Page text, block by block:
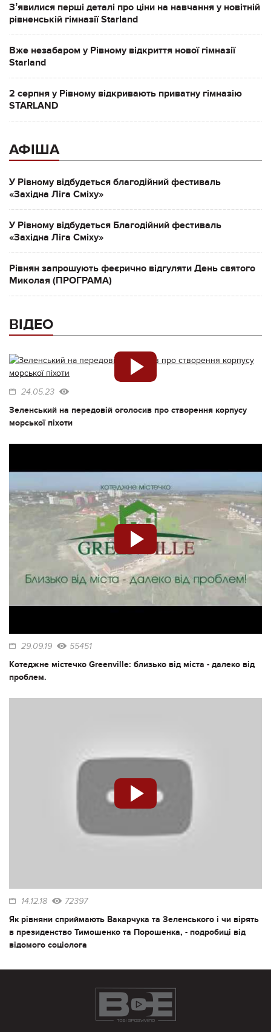
Зʼявилися перші деталі про ціни на навчання у новітній
рівненській гімназії Starland
Вже незабаром у Рівному відкриття нової гімназії
Starland
2 серпня у Рівному відкривають приватну гімназію
STARLAND
АФІША
У Рівному відбудеться благодійний фестиваль
«Західна Ліга Сміху»
У Рівному відбудеться Благодійний фестиваль
«Західна Ліга Сміху»
Рівнян запрошують феєрично відгуляти День святого
Миколая (ПРОГРАМА)
ВІДЕО
24.05.23
Зеленський на передовій оголосив про створення корпусу
морської піхоти
29.09.19 55451
Котеджне містечко Greenville: близько від міста - далеко від
проблем.
14.12.18 72397
Як рівняни сприймають Вакарчука та Зеленського і чи вірять
в президенство Тимошенко та Порошенка, - подробиці від
відомого соціолога